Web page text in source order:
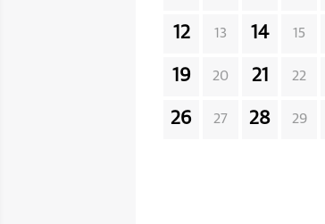
12 13 14 15
19 20 21 22
26 27 28 29